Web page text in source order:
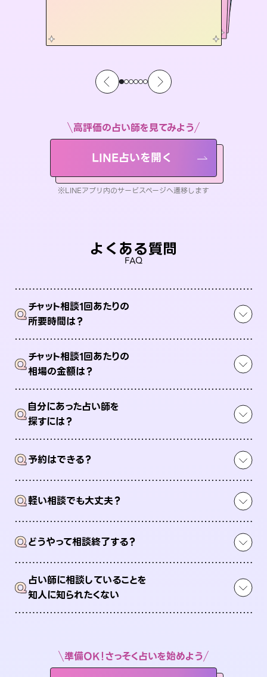
高評価の占い師を見てみよう
LINE占いを開く
※LINEアプリ内のサービスページへ遷移します
よくある質問
FAQ
Qチャット相談1回あたりの
所要時間は？
Qチャット相談1回あたりの
相場の金額は？
Q自分にあった占い師を
探すには？
Q予約はできる？
Q軽い相談でも大丈夫？
Qどうやって相談終了する？
Q占い師に相談していることを
知人に知られたくない
準備OK！さっそく占いを始めよう